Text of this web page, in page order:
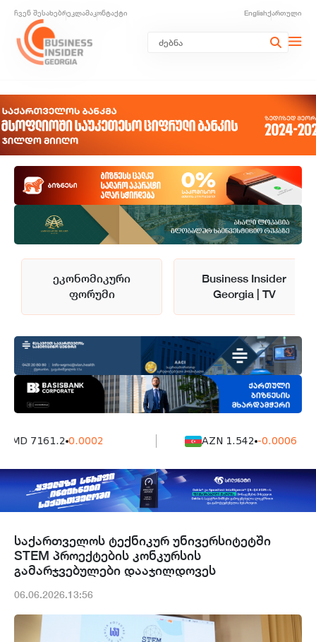
ჩვენ შესახებრეკლამაკონტაქტი Englishქართული
ეკონომიკური
ფორუმი
Business Insider
Georgia | TV
7161.2 0.0002 AZN 1.542 -0.0006
საქართველოს ტექნიკურ უნივერსიტეტში
STEM პროექტების კონკურსის
გამარჯვებულები დააჯილდოვეს
06.06.2026.13:56